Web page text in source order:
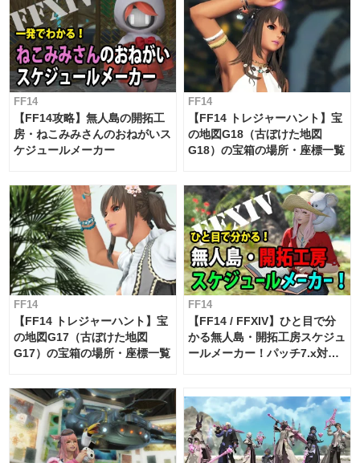
FF14
【FF14攻略】無人島の開拓工
房・ねこみみさんのおねがいス
ケジュールメーカー
FF14
【FF14 トレジャーハント】宝
の地図G18（古ぼけた地図
G18）の宝箱の場所・座標一覧
FF14
【FF14 トレジャーハント】宝
の地図G17（古ぼけた地図
G17）の宝箱の場所・座標一覧
FF14
【FF14 / FFXIV】ひと目で分
かる無人島・開拓工房スケジュ
ールメーカー！パッチ7.x対応